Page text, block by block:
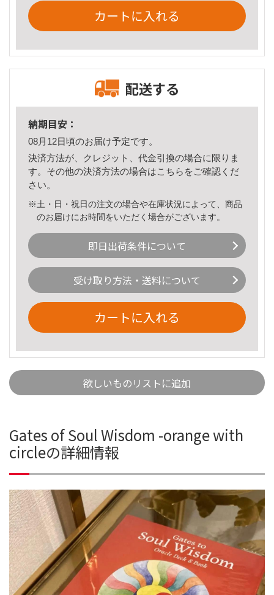
カートに入れる
配送する
納期目安：
08月12日頃のお届け予定です。
決済方法が、クレジット、代金引換の場合に限りま
す。その他の決済方法の場合はこちら をご確認くだ
さい。
※土・日・祝日の注文の場合や在庫状況によって、商品
のお届けにお時間をいただく場合がございます。
即日出荷条件について
受け取り方法・送料について
カートに入れる
欲しいものリストに追加
Gates of Soul Wisdom -orange with
circleの詳細情報